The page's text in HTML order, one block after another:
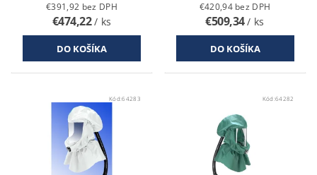
€391,92 bez DPH
€474,22/ ks
€420,94 bez DPH
€509,34/ ks
Kód:64283 Kód:64282